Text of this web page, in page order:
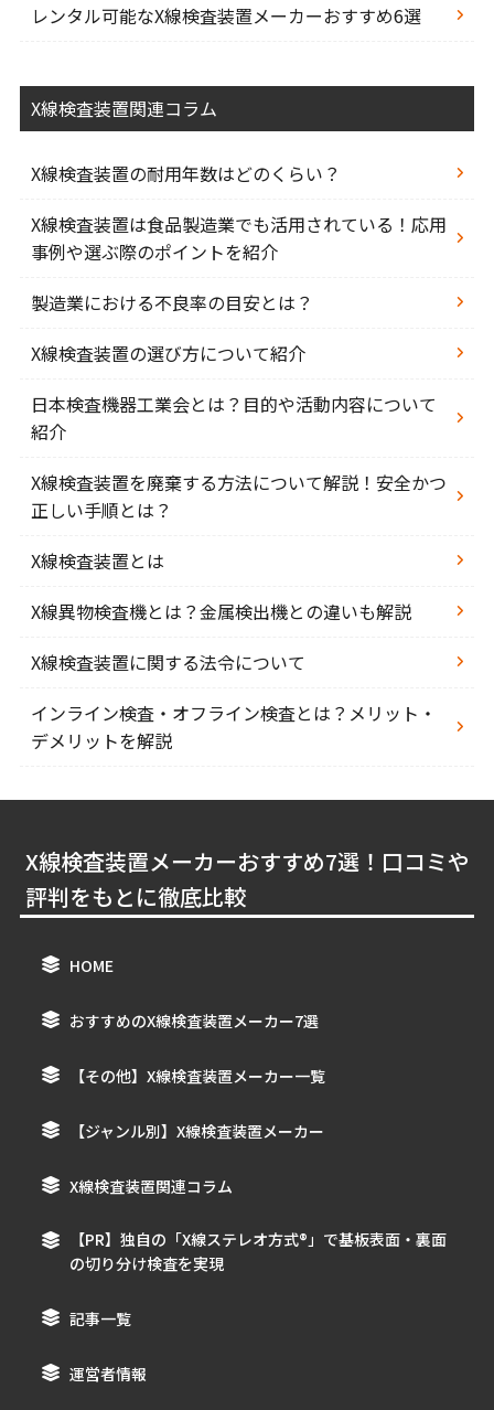
レンタル可能なX線検査装置メーカーおすすめ6選
X線検査装置関連コラム
X線検査装置の耐用年数はどのくらい？
X線検査装置は食品製造業でも活用されている！応用
事例や選ぶ際のポイントを紹介
製造業における不良率の目安とは？
X線検査装置の選び方について紹介
日本検査機器工業会とは？目的や活動内容について
紹介
X線検査装置を廃棄する方法について解説！安全かつ
正しい手順とは？
X線検査装置とは
X線異物検査機とは？金属検出機との違いも解説
X線検査装置に関する法令について
インライン検査・オフライン検査とは？メリット・
デメリットを解説
X線検査装置メーカーおすすめ7選！口コミや
評判をもとに徹底比較
HOME
おすすめのX線検査装置メーカー7選
【その他】X線検査装置メーカー一覧
【ジャンル別】X線検査装置メーカー
X線検査装置関連コラム
【PR】独自の「X線ステレオ方式®︎」で基板表面・裏面
の切り分け検査を実現
記事一覧
運営者情報